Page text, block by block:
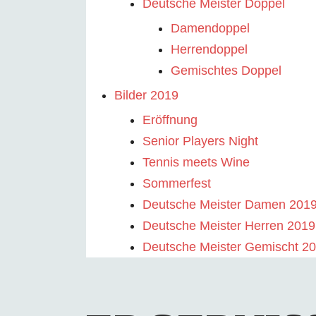
Deutsche Meister Doppel
Damendoppel
Herrendoppel
Gemischtes Doppel
Bilder 2019
Eröffnung
Senior Players Night
Tennis meets Wine
Sommerfest
Deutsche Meister Damen
Deutsche Meister Herren 2019
Deutsche Meister Gemischt